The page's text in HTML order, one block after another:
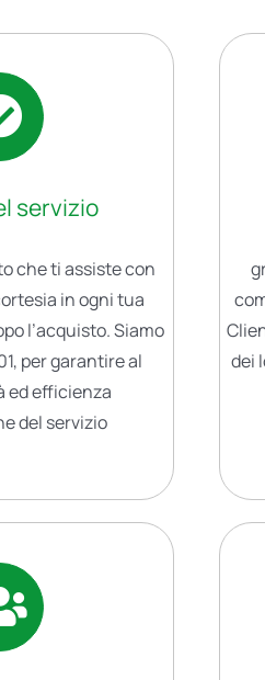
servizio
che ti assiste con
in ogni tua
l’acquisto. Siamo
per garantire al
ed efficienza
del servizio
dei